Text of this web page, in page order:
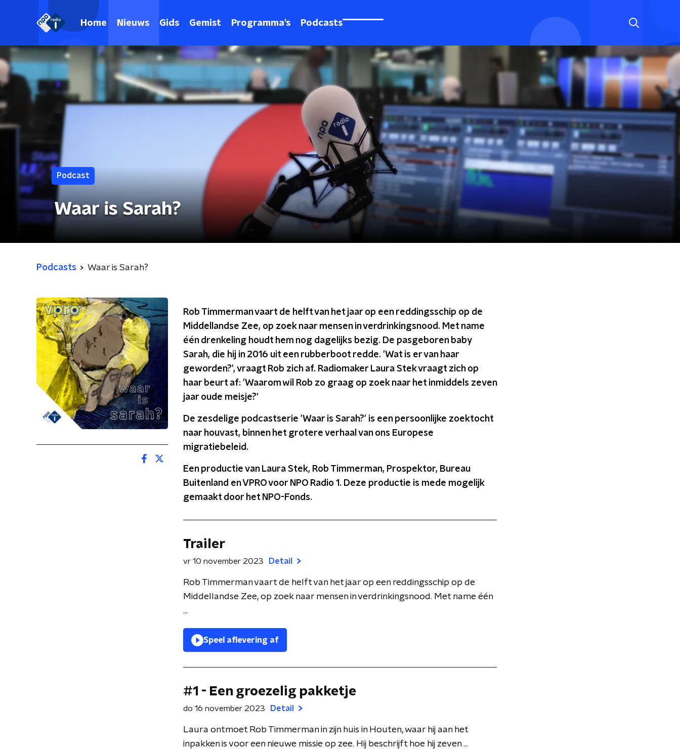
Home Nieuws Gids Gemist Programma's Podcasts
Podcast
Waar is Sarah?
Podcasts Waar is Sarah?
Rob Timmerman vaart de helft van het jaar op een reddingsschip op de
Middellandse Zee, op zoek naar mensen in verdrinkingsnood. Met name
één drenkeling houdt hem nog dagelijks bezig. De pasgeboren baby
Sarah, die hij in 2016 uit een rubberboot redde. 'Wat is er van haar
geworden?', vraagt Rob zich af. Radiomaker Laura Stek vraagt zich op
haar beurt af: 'Waarom wil Rob zo graag op zoek naar het inmiddels zeven
jaar oude meisje?'
De zesdelige podcastserie 'Waar is Sarah?' is een persoonlijke zoektocht
naar houvast, binnen het grotere verhaal van ons Europese
migratiebeleid.
Een productie van Laura Stek, Rob Timmerman, Prospektor, Bureau
Buitenland en VPRO voor NPO Radio 1. Deze productie is mede mogelijk
gemaakt door het NPO-Fonds.
Trailer
vr 10 november 2023 Detail
Rob Timmerman vaart de helft van het jaar op een reddingsschip op de
Middellandse Zee, op zoek naar mensen in verdrinkingsnood. Met name één
...
Speel aflevering af
#1 - Een groezelig pakketje
do 16 november 2023 Detail
Laura ontmoet Rob Timmerman in zijn huis in Houten, waar hij aan het
inpakken is voor een nieuwe missie op zee. Hij beschrijft hoe hij zeven ...